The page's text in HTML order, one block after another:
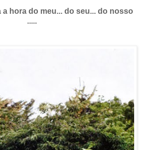
a hora do meu... do seu... do nosso
.....